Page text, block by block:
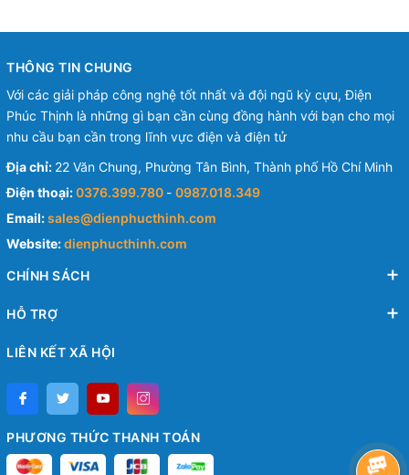
THÔNG TIN CHUNG
Với các giải pháp công nghệ tốt nhất và đội ngũ kỳ cựu, Điện
Phúc Thịnh là những gì bạn cần cùng đồng hành với bạn cho mọi
nhu cầu bạn cần trong lĩnh vực điện và điện tử
Địa chỉ: 22 Văn Chung, Phường Tân Bình, Thành phố Hồ Chí Minh
Điện thoại:0376.399.780 - 0987.018.349
Email:sales@dienphucthinh.com
Website:dienphucthinh.com
CHÍNH SÁCH
HỖ TRỢ
LIÊN KẾT XÃ HỘI
PHƯƠNG THỨC THANH TOÁN